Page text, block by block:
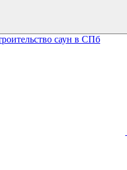
саун в СПб